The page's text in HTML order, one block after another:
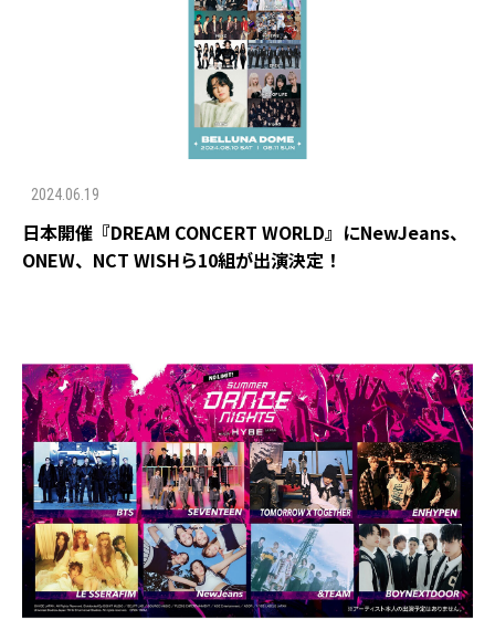
2024.06.19
日本開催『DREAM CONCERT WORLD』にNewJeans、
ONEW、NCT WISHら10組が出演決定！